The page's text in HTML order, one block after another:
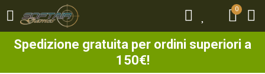
0
Spedizione gratuita per ordini superiori a
150€!
0